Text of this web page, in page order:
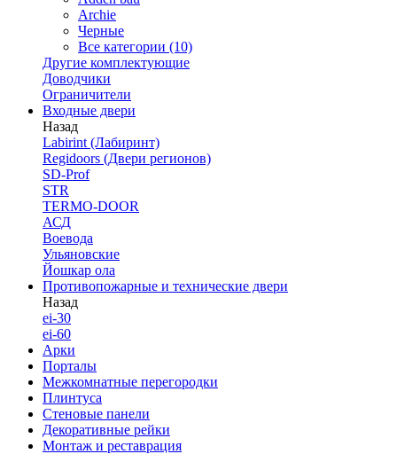
Archie
Черные
Все категории (10)
Другие комплектующие
Доводчики
Ограничители
Входные двери
Назад
Labirint (Лабиринт)
Regidoors (Двери регионов)
SD-Prof
STR
TERMO-DOOR
АСД
Воевода
Ульяновские
Йошкар ола
Противопожарные и технические двери
Назад
ei-30
ei-60
Арки
Порталы
Межкомнатные перегородки
Плинтуса
Стеновые панели
Декоративные рейки
Монтаж и реставрация